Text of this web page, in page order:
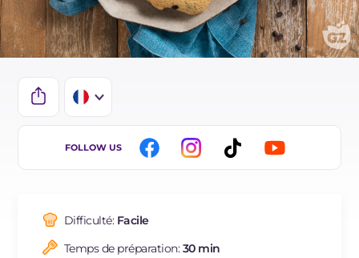
IT
DE
BR
FOLLOW US
Difficulté: Facile
Temps de préparation:30 min